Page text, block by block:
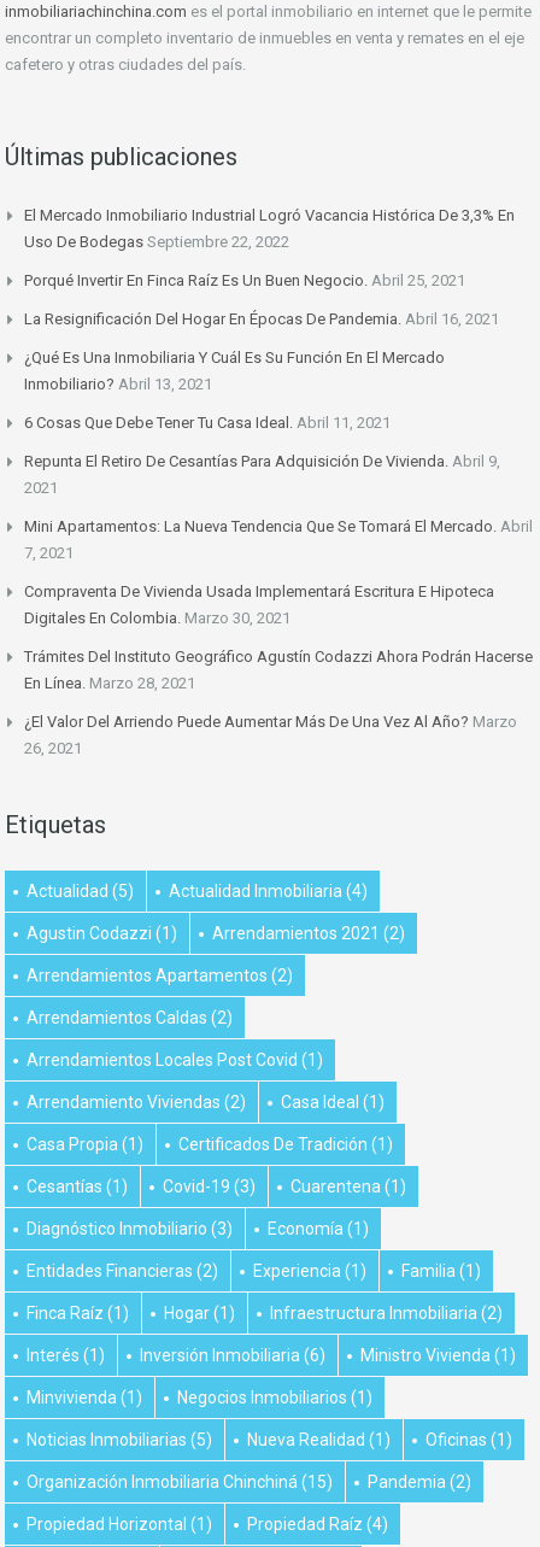
inmobiliariachinchina.com es el portal inmobiliario en internet que le permite
encontrar un completo inventario de inmuebles en venta y remates en el eje
cafetero y otras ciudades del país.
Últimas publicaciones
El Mercado Inmobiliario Industrial Logró Vacancia Histórica De 3,3% En
Uso De Bodegas Septiembre 22, 2022
Porqué Invertir En Finca Raíz Es Un Buen Negocio. Abril 25, 2021
La Resignificación Del Hogar En Épocas De Pandemia. Abril 16, 2021
¿Qué Es Una Inmobiliaria Y Cuál Es Su Función En El Mercado
Inmobiliario? Abril 13, 2021
6 Cosas Que Debe Tener Tu Casa Ideal. Abril 11, 2021
Repunta El Retiro De Cesantías Para Adquisición De Vivienda. Abril 9,
2021
Mini Apartamentos: La Nueva Tendencia Que Se Tomará El Mercado. Abril
7, 2021
Compraventa De Vivienda Usada Implementará Escritura E Hipoteca
Digitales En Colombia. Marzo 30, 2021
Trámites Del Instituto Geográfico Agustín Codazzi Ahora Podrán Hacerse
En Línea. Marzo 28, 2021
¿El Valor Del Arriendo Puede Aumentar Más De Una Vez Al Año? Marzo
26, 2021
Etiquetas
Actualidad (5) Actualidad Inmobiliaria (4)
Agustin Codazzi (1) Arrendamientos 2021 (2)
Arrendamientos Apartamentos (2)
Arrendamientos Caldas (2)
Arrendamientos Locales Post Covid (1)
Arrendamiento Viviendas (2) Casa Ideal (1)
Casa Propia (1) Certificados De Tradición (1)
Cesantías (1) Covid-19 (3) Cuarentena (1)
Diagnóstico Inmobiliario (3) Economía (1)
Entidades Financieras (2) Experiencia (1) Familia (1)
Finca Raíz (1) Hogar(1) Infraestructura Inmobiliaria (2)
Interés (1) Inversión Inmobiliaria (6) Ministro Vivienda (1)
Minvivienda (1) Negocios Inmobiliarios (1)
Noticias Inmobiliarias (5) Nueva Realidad (1) Oficinas (1)
Organización Inmobiliaria Chinchiná (15) Pandemia (2)
Propiedad Horizontal (1) Propiedad Raíz (4)